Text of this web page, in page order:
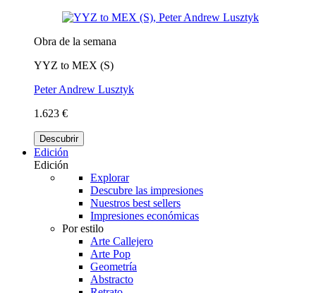
Obra de la semana
YYZ to MEX (S)
Peter Andrew Lusztyk
1.623 €
Descubrir
Edición
Edición
Explorar
Descubre las impresiones
Nuestros best sellers
Impresiones económicas
Por estilo
Arte Callejero
Arte Pop
Geometría
Abstracto